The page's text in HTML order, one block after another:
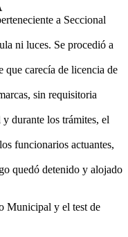
a Seccional
ni luces. Se procedió a
que carecía de licencia de
sin requisitoria
durante los trámites, el
funcionarios actuantes,
quedó detenido y alojado
Municipal y el test de